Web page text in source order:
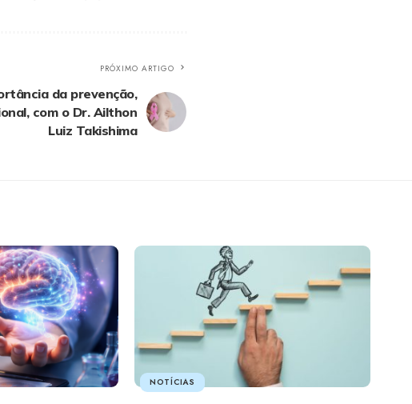
PRÓXIMO ARTIGO
da prevenção,
com o Dr. Ailthon
Luiz Takishima
NOTÍCIAS